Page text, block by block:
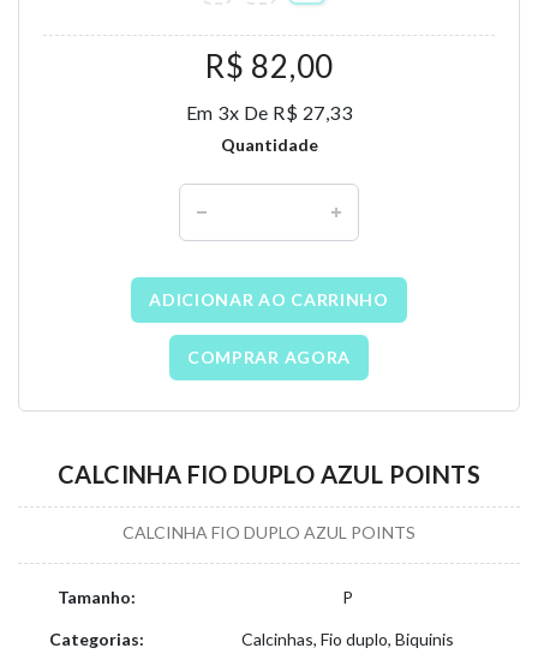
R$ 82,00
Em 3x De R$ 27,33
Quantidade
ADICIONAR AO CARRINHO
COMPRAR AGORA
CALCINHA FIO DUPLO AZUL POINTS
CALCINHA FIO DUPLO AZUL POINTS
Tamanho: P
Categorias: Calcinhas, Fio duplo, Biquinis